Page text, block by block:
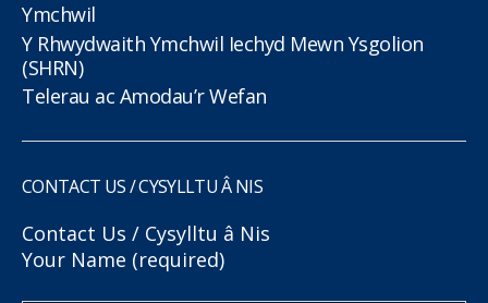
Ymchwil
Y Rhwydwaith Ymchwil Iechyd Mewn Ysgolion
(SHRN)
Telerau ac Amodau’r Wefan
CONTACT US / CYSYLLTU Â NIS
Contact Us / Cysylltu â Nis
Your Name (required)